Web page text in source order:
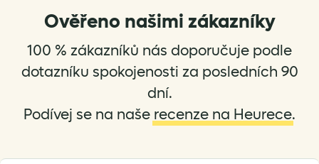
options
may
be
chosen
on
product
options
may
be
chosen
on
product
Ověřeno našimi zákazníky
100 % zákazníků nás doporučuje podle
dotazníku spokojenosti za posledních 90
dní.
Podívej se na naše recenze na Heurece.